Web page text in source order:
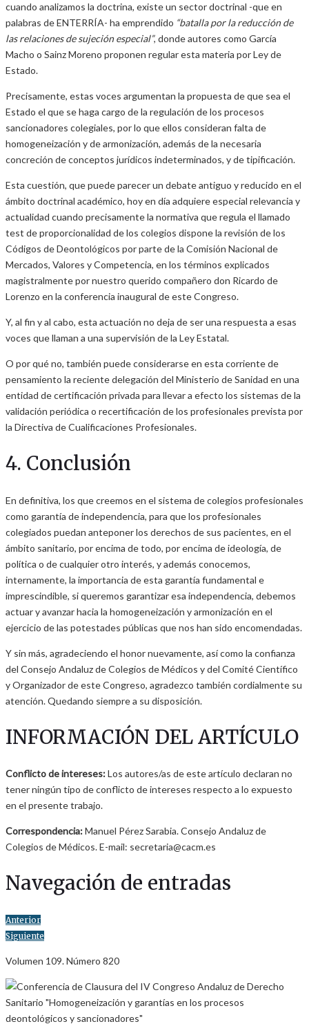
cuando analizamos la doctrina, existe un sector doctrinal -que en
palabras de ENTERRÍA- ha emprendido “batalla por la reducción de
las relaciones de sujeción especial”, donde autores como García
Macho o Sainz Moreno proponen regular esta materia por Ley de
Estado.
Precisamente, estas voces argumentan la propuesta de que sea el
Estado el que se haga cargo de la regulación de los procesos
sancionadores colegiales, por lo que ellos consideran falta de
homogeneización y de armonización, además de la necesaria
concreción de conceptos jurídicos indeterminados, y de tipificación.
Esta cuestión, que puede parecer un debate antiguo y reducido en el
ámbito doctrinal académico, hoy en día adquiere especial relevancia y
actualidad cuando precisamente la normativa que regula el llamado
test de proporcionalidad de los colegios dispone la revisión de los
Códigos de Deontológicos por parte de la Comisión Nacional de
Mercados, Valores y Competencia, en los términos explicados
magistralmente por nuestro querido compañero don Ricardo de
Lorenzo en la conferencia inaugural de este Congreso.
Y, al fin y al cabo, esta actuación no deja de ser una respuesta a esas
voces que llaman a una supervisión de la Ley Estatal.
O por qué no, también puede considerarse en esta corriente de
pensamiento la reciente delegación del Ministerio de Sanidad en una
entidad de certificación privada para llevar a efecto los sistemas de la
validación periódica o recertificación de los profesionales prevista por
la Directiva de Cualificaciones Profesionales.
4. Conclusión
En definitiva, los que creemos en el sistema de colegios profesionales
como garantía de independencia, para que los profesionales
colegiados puedan anteponer los derechos de sus pacientes, en el
ámbito sanitario, por encima de todo, por encima de ideología, de
política o de cualquier otro interés, y además conocemos,
internamente, la importancia de esta garantía fundamental e
imprescindible, si queremos garantizar esa independencia, debemos
actuar y avanzar hacia la homogeneización y armonización en el
ejercicio de las potestades públicas que nos han sido encomendadas.
Y sin más, agradeciendo el honor nuevamente, así como la confianza
del Consejo Andaluz de Colegios de Médicos y del Comité Científico
y Organizador de este Congreso, agradezco también cordialmente su
atención. Quedando siempre a su disposición.
INFORMACIÓN DEL ARTÍCULO
Conflicto de intereses:Los autores/as de este artículo declaran no
tener ningún tipo de conflicto de intereses respecto a lo expuesto
en el presente trabajo.
Correspondencia:Manuel Pérez Sarabia. Consejo Andaluz de
Colegios de Médicos. E-mail: secretaria@cacm.es
Navegación de entradas
Anterior
Siguiente
Volumen 109. Número 820